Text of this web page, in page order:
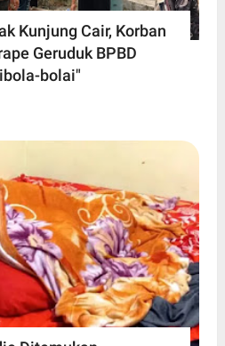
Kunjung Cair, Korban
Geruduk BPBD
bolai"